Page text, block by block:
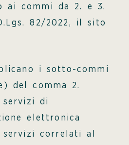
ai commi da 2. e 3.
82/2022, il sito
i sotto-commi
del comma 2.
di
elettronica
correlati al